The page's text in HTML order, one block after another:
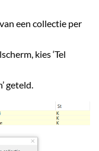
een collectie per
kies ‘Tel
geteld.